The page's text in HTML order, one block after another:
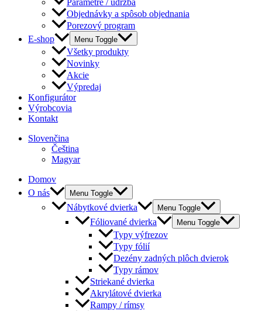
Objednávky a spôsob objednania
Porezový program
E-shop
Menu Toggle
Všetky produkty
Novinky
Akcie
Výpredaj
Konfigurátor
Výrobcovia
Kontakt
Slovenčina
Čeština
Magyar
Domov
O nás
Menu Toggle
Nábytkové dvierka Menu Toggle
Fóliované dvierka Menu Toggle
Typy výfrezov
Typy fólií
Dezény zadných plôch dvierok
Typy rámov
Striekané dvierka
Akrylátové dvierka
Rampy / rímsy